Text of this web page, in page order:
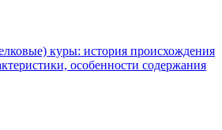
куры: история происхождения
особенности содержания